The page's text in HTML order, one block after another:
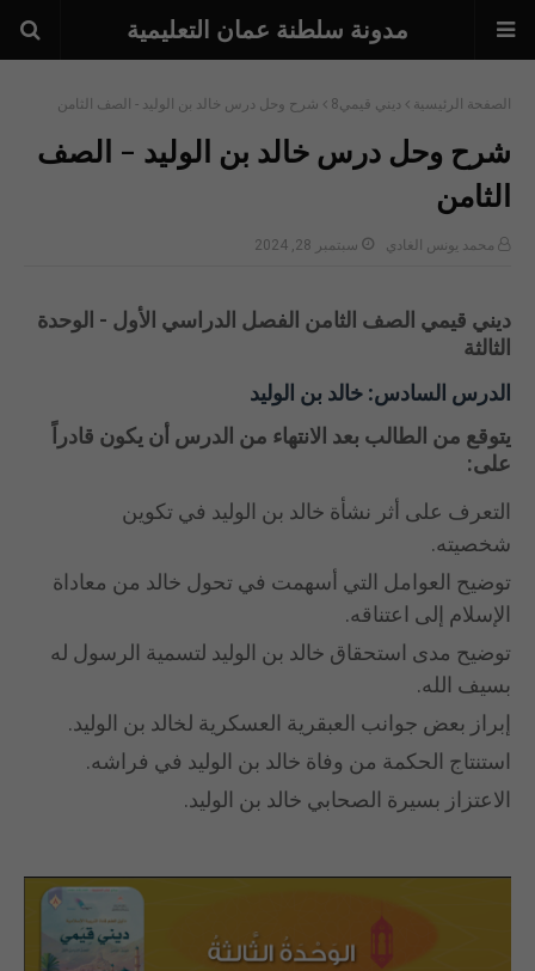
مدونة سلطنة عمان التعليمية
الصفحة الرئيسية ديني قيمي8 شرح وحل درس خالد بن الوليد - الصف الثامن
شرح وحل درس خالد بن الوليد - الصف
الثامن
محمد يونس الغادي سبتمبر 28, 2024
ديني قيمي الصف الثامن الفصل الدراسي الأول - الوحدة
الثالثة
الدرس السادس: خالد بن الوليد
يتوقع من الطالب بعد الانتهاء من الدرس أن يكون قادراً
على:
التعرف على أثر نشأة خالد بن الوليد في تكوين
شخصيته.
توضيح العوامل التي أسهمت في تحول خالد من معاداة
الإسلام إلى اعتناقه.
توضيح مدى استحقاق خالد بن الوليد لتسمية الرسول له
بسيف الله.
إبراز بعض جوانب العبقرية العسكرية لخالد بن الوليد.
استنتاج الحكمة من وفاة خالد بن الوليد في فراشه.
الاعتزاز بسيرة الصحابي خالد بن الوليد.